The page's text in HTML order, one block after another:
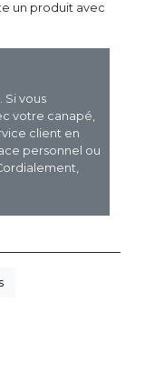
un produit avec
vous
votre canapé,
client en
personnel ou